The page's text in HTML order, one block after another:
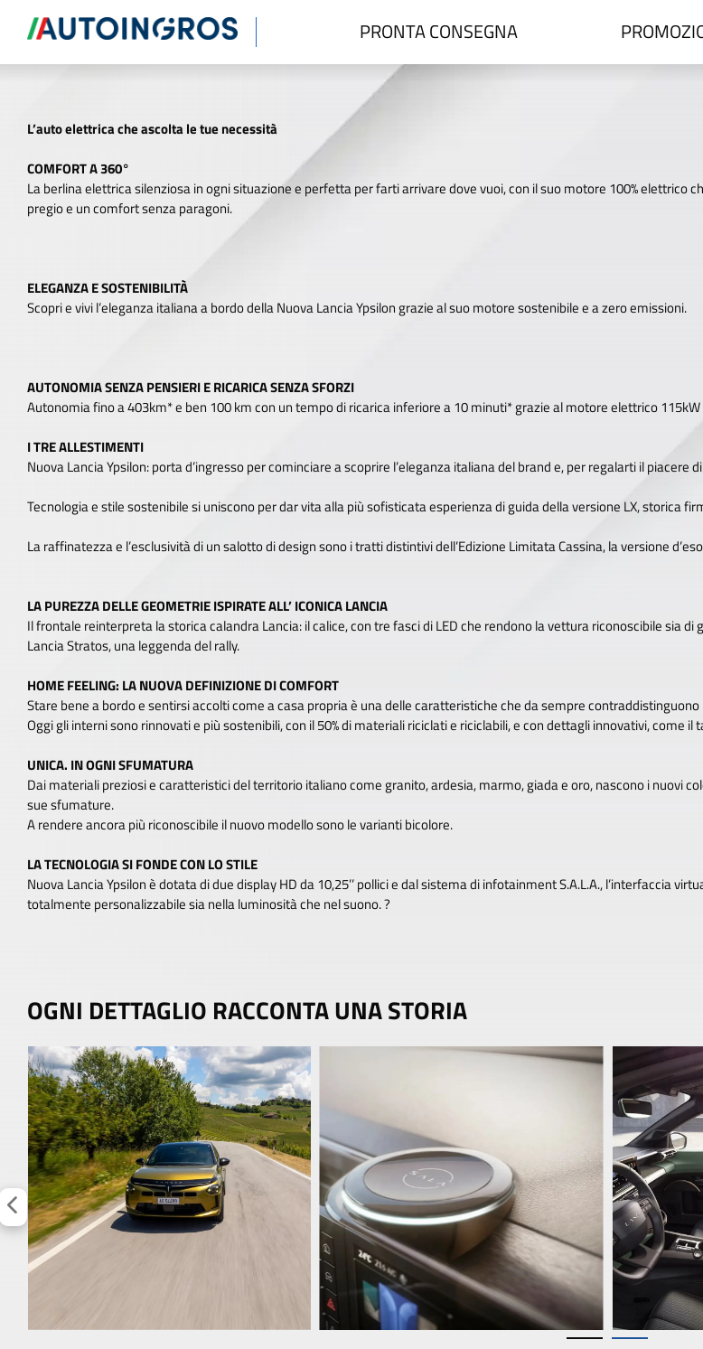
PRONTA CONSEGNA
Nuova Lancia Ypsilon Elettrica
L’auto elettrica che ascolta le tue necessità
COMFORT A 360°
La berlina elettrica silenziosa in ogni situazione e perfetta per farti arrivare dove vuoi, con il suo motore 100% elettrico
pregio e un comfort senza paragoni.
ELEGANZA E SOSTENIBILITÀ
Scopri e vivi l’eleganza italiana a bordo della Nuova Lancia Ypsilon grazie al suo motore sostenibile e a zero emissioni.
AUTONOMIA SENZA PENSIERI E RICARICA SENZA SFORZI
Autonomia fino a 403km* e ben 100 km con un tempo di ricarica inferiore a 10 minuti* grazie al motore elettrico 115kW
I TRE ALLESTIMENTI
Nuova Lancia Ypsilon: porta d’ingresso per cominciare a scoprire l’eleganza italiana del brand e, per regalarti il piacere
Tecnologia e stile sostenibile si uniscono per dar vita alla più sofisticata esperienza di guida della versione LX, storica
La raffinatezza e l’esclusività di un salotto di design sono i tratti distintivi dell’Edizione Limitata Cassina, la versione
LA PUREZZA DELLE GEOMETRIE ISPIRATE ALL’ ICONICA LANCIA
Il frontale reinterpreta la storica calandra Lancia: il calice, con tre fasci di LED che rendono la vettura riconoscibile sia
Lancia Stratos, una leggenda del rally.
HOME FEELING: LA NUOVA DEFINIZIONE DI COMFORT
Stare bene a bordo e sentirsi accolti come a casa propria è una delle caratteristiche che da sempre contraddistinguono
Oggi gli interni sono rinnovati e più sostenibili, con il 50% di materiali riciclati e riciclabili, e con dettagli innovativi, come
UNICA. IN OGNI SFUMATURA
Dai materiali preziosi e caratteristici del territorio italiano come granito, ardesia, marmo, giada e oro, nascono i nuovi
sue sfumature.
A rendere ancora più riconoscibile il nuovo modello sono le varianti bicolore.
LA TECNOLOGIA SI FONDE CON LO STILE
Nuova Lancia Ypsilon è dotata di due display HD da 10,25’’ pollici e dal sistema di infotainment S.A.L.A., l’interfaccia
totalmente personalizzabile sia nella luminosità che nel suono. ?
OGNI DETTAGLIO RACCONTA UNA STORIA